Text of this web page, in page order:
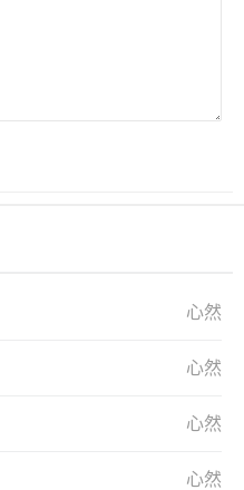
心然
心然
心然
心然